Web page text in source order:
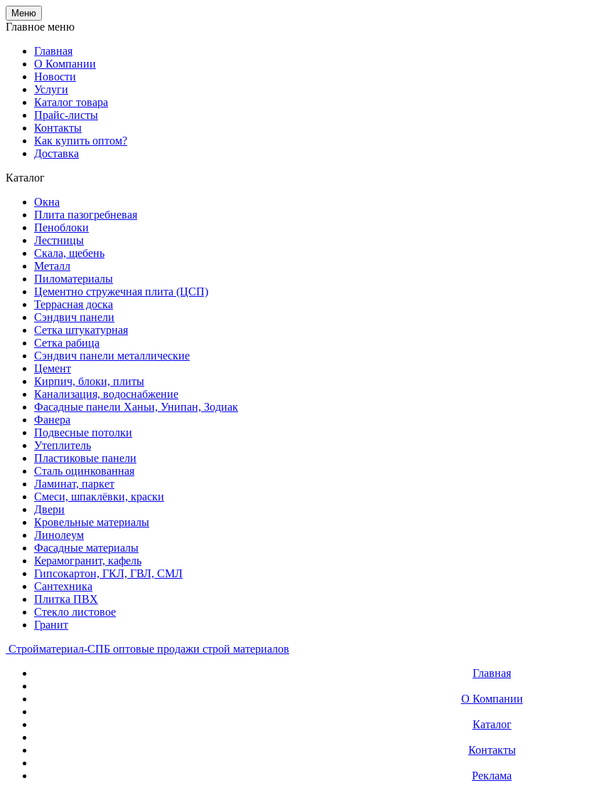
Меню
Главное меню
Главная
О Компании
Новости
Услуги
Каталог товара
Прайс-листы
Контакты
Как купить оптом?
Доставка
Каталог
Окна
Плита пазогребневая
Пеноблоки
Лестницы
Скала, щебень
Металл
Пиломатериалы
Цементно стружечная плита (ЦСП)
Террасная доска
Сэндвич панели
Сетка штукатурная
Сетка рабица
Сэндвич панели металлические
Цемент
Кирпич, блоки, плиты
Канализация, водоснабжение
Фасадные панели Ханьи, Унипан, Зодиак
Фанера
Подвесные потолки
Утеплитель
Пластиковые панели
Сталь оцинкованная
Ламинат, паркет
Смеси, шпаклёвки, краски
Двери
Кровельные материалы
Линолеум
Фасадные материалы
Керамогранит, кафель
Гипсокартон, ГКЛ, ГВЛ, СМЛ
Сантехника
Плитка ПВХ
Стекло листовое
Гранит
Стройматериал-СПБ оптовые продажи строй материалов
Главная
О Компании
Каталог
Контакты
Реклама